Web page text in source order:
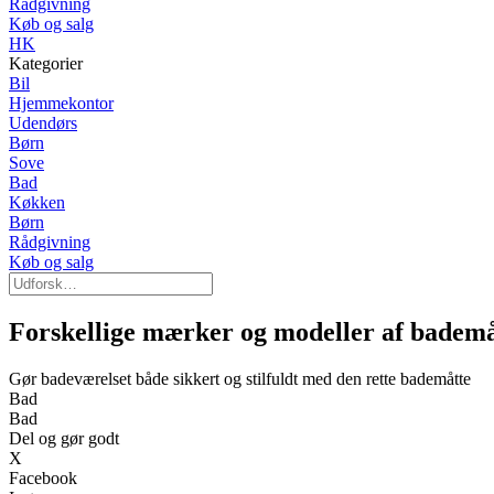
Rådgivning
Køb og salg
HK
Kategorier
Bil
Hjemmekontor
Udendørs
Børn
Sove
Bad
Køkken
Børn
Rådgivning
Køb og salg
Forskellige mærker og modeller af
Gør badeværelset både sikkert og stilfuldt med den rette bademåtte
Bad
Bad
Del og gør godt
X
Facebook